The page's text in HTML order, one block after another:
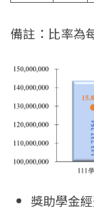
備註：比率為
獎助學金